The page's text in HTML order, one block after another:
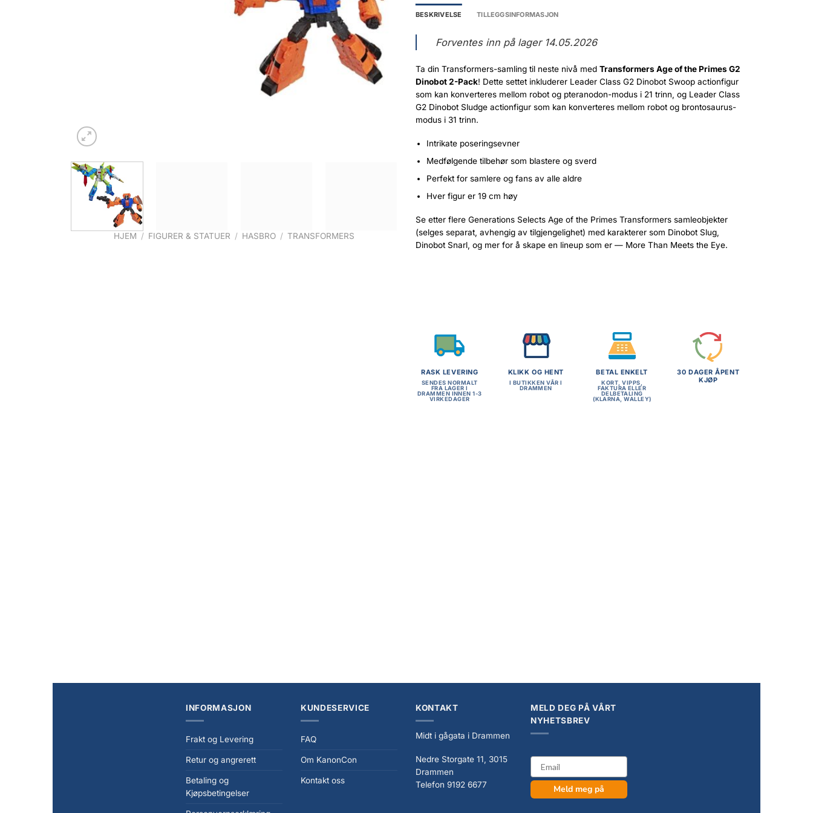
HJEM / FIGURER & STATUER / HASBRO / TRANSFORMERS
BESKRIVELSE TILLEGGSINFORMASJON
Forventes inn på lager 14.05.2026
Ta din Transformers-samling til neste nivå med Transformers Age of the Primes G2
Dinobot 2-Pack! Dette settet inkluderer Leader Class G2 Dinobot Swoop actionfigur
som kan konverteres mellom robot og pteranodon-modus i 21 trinn, og Leader Class
G2 Dinobot Sludge actionfigur som kan konverteres mellom robot og brontosaurus-
modus i 31 trinn.
Intrikate poseringsevner
Medfølgende tilbehør som blastere og sverd
Perfekt for samlere og fans av alle aldre
Hver figur er 19 cm høy
Se etter flere Generations Selects Age of the Primes Transformers samleobjekter
(selges separat, avhengig av tilgjengelighet) med karakterer som Dinobot Slug,
Dinobot Snarl, og mer for å skape en lineup som er — More Than Meets the Eye.
RASK LEVERING
SENDES NORMALT
FRA LAGER I
DRAMMEN INNEN 1-3
VIRKEDAGER
KLIKK OG HENT
I BUTIKKEN VÅR I
DRAMMEN
BETAL ENKELT
KORT, VIPPS,
FAKTURA ELLER
DELBETALING
(KLARNA, WALLEY)
30 DAGER ÅPENT
KJØP
INFORMASJON
Frakt og Levering
Retur og angrerett
Betaling og
Kjøpsbetingelser
KUNDESERVICE
FAQ
Om KanonCon
Kontakt oss
KONTAKT
Midt i gågata i Drammen
Nedre Storgate 11, 3015
Drammen
Telefon 9192 6677
MELD DEG PÅ VÅRT
NYHETSBREV
email
Meld meg på